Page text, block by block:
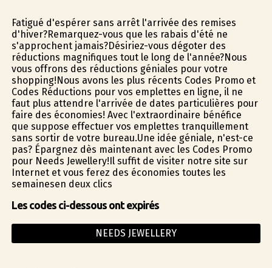
Fatigué d'espérer sans arrêt l'arrivée des remises
d'hiver?Remarquez-vous que les rabais d'été ne
s'approchent jamais?Désiriez-vous dégoter des
réductions magnifiques tout le long de l'année?Nous
vous offrons des réductions géniales pour votre
shopping!Nous avons les plus récents Codes Promo et
Codes Réductions pour vos emplettes en ligne, il ne
faut plus attendre l'arrivée de dates particulières pour
faire des économies! Avec l'extraordinaire bénéfice
que suppose effectuer vos emplettes tranquillement
sans sortir de votre bureau.Une idée géniale, n'est-ce
pas? Épargnez dès maintenant avec les Codes Promo
pour Needs Jewellery!Il suffit de visiter notre site sur
Internet et vous ferez des économies toutes les
semainesen deux clics
Les codes ci-dessous ont expirés
NEEDS JEWELLERY